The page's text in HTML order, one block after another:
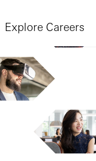
Explore Careers